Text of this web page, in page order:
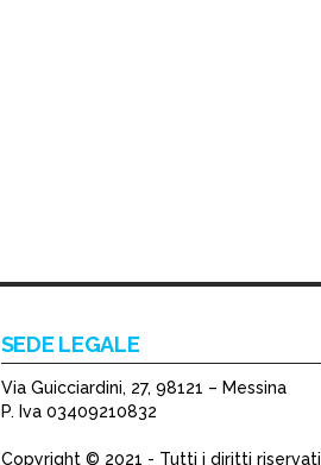
SEDE LEGALE
Via Guicciardini, 27, 98121 – Messina
P. Iva 03409210832
Copyright © 2021 - Tutti i diritti riservati